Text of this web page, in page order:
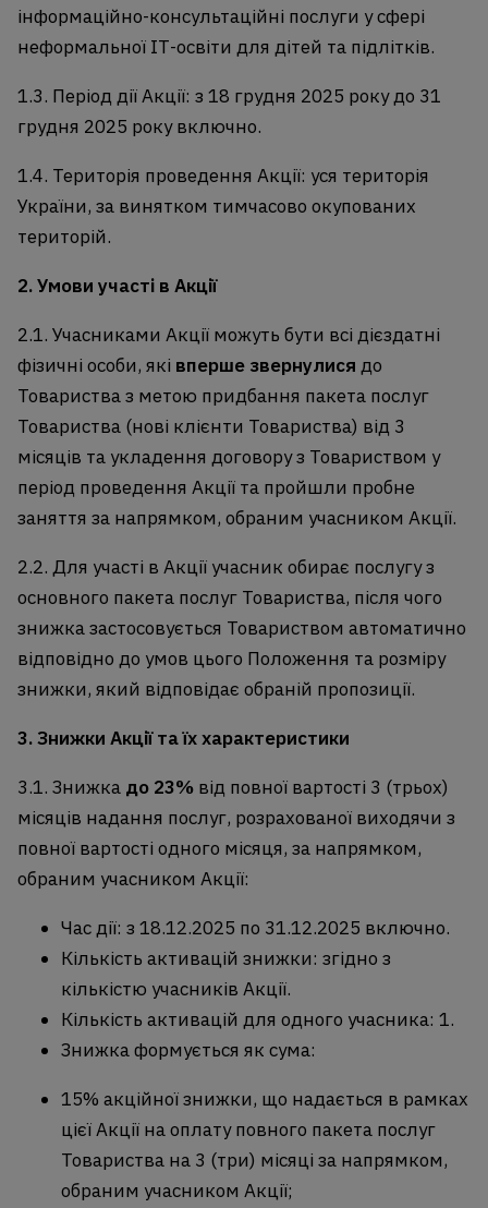
інформаційно-консультаційні послуги у сфері
неформальної ІТ-освіти для дітей та підлітків.
1.3. Період дії Акції: з 18 грудня 2025 року до 31
грудня 2025 року включно.
1.4. Територія проведення Акції: уся територія
України, за винятком тимчасово окупованих
територій.
2. Умови участі в Акції
2.1. Учасниками Акції можуть бути всі дієздатні
фізичні особи, які вперше звернулися до
Товариства з метою придбання пакета послуг
Товариства (нові клієнти Товариства) від 3
місяців та укладення договору з Товариством у
період проведення Акції та пройшли пробне
заняття за напрямком, обраним учасником Акції.
2.2. Для участі в Акції учасник обирає послугу з
основного пакета послуг Товариства, після чого
знижка застосовується Товариством автоматично
відповідно до умов цього Положення та розміру
знижки, який відповідає обраній пропозиції.
3. Знижки Акції та їх характеристики
3.1. Знижка до 23% від повної вартості 3 (трьох)
місяців надання послуг, розрахованої виходячи з
повної вартості одного місяця, за напрямком,
обраним учасником Акції:
Час дії: з 18.12.2025 по 31.12.2025 включно.
Кількість активацій знижки: згідно з
кількістю учасників Акції.
Кількість активацій для одного учасника: 1.
Знижка формується як сума:
15% акційної знижки, що надається в рамках
цієї Акції на оплату повного пакета послуг
Товариства на 3 (три) місяці за напрямком,
обраним учасником Акції;